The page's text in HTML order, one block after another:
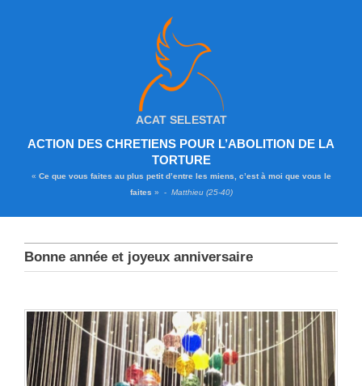
ACAT SELESTAT
ACTION DES CHRETIENS POUR L’ABOLITION DE LA
TORTURE
« Ce que vous faites au plus petit d’entre les miens, c’est à moi que vous le
faites » - Matthieu (25-40)
Bonne année et joyeux anniversaire